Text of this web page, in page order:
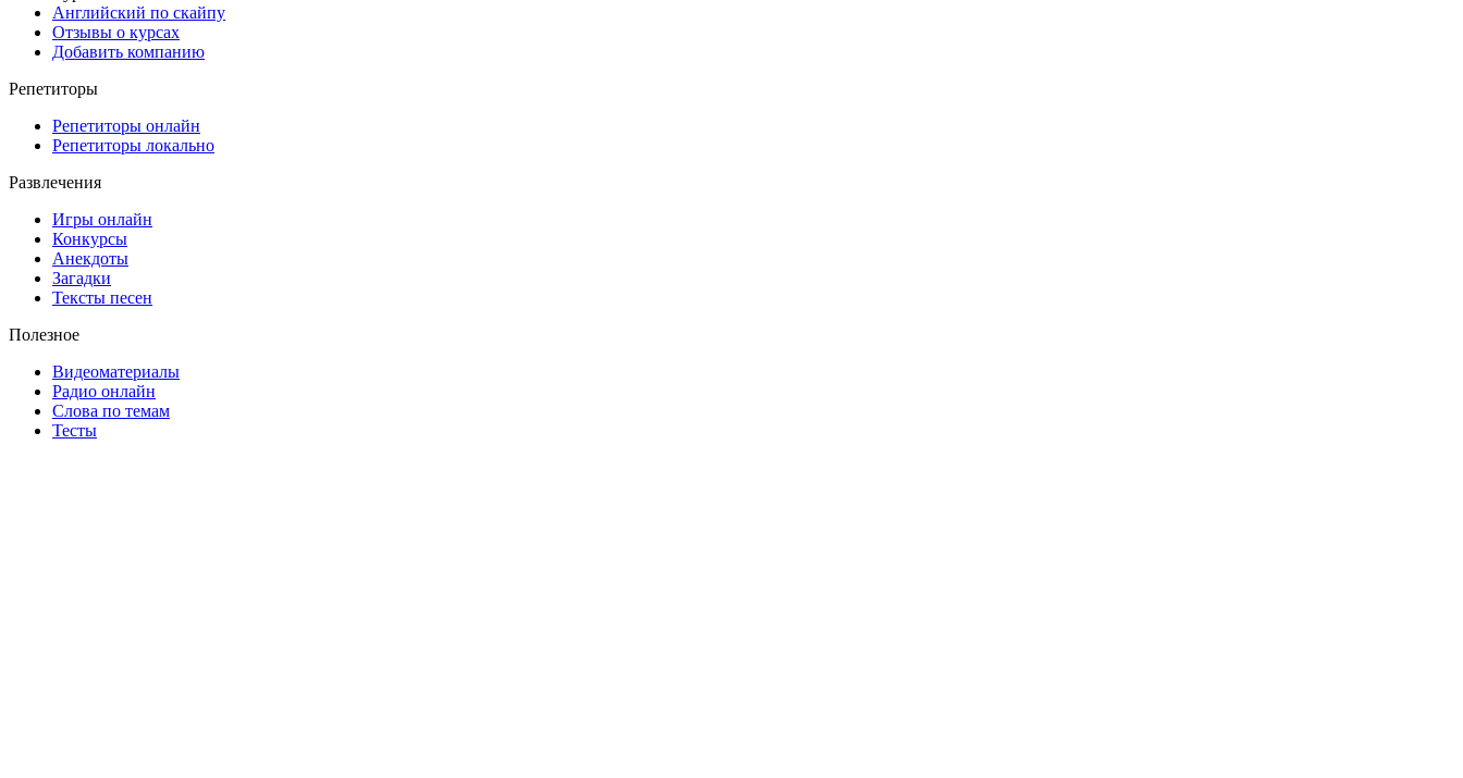
Английский по скайпу
Отзывы о курсах
Добавить компанию
Репетиторы
Репетиторы онлайн
Репетиторы локально
Развлечения
Игры онлайн
Конкурсы
Анекдоты
Загадки
Тексты песен
Полезное
Видеоматериалы
Радио онлайн
Слова по темам
Тесты